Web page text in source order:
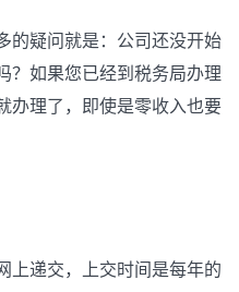
疑问就是：公司还没开始
？如果您已经到税务局办理
办理了，即使是零收入也要
递交，上交时间是每年的